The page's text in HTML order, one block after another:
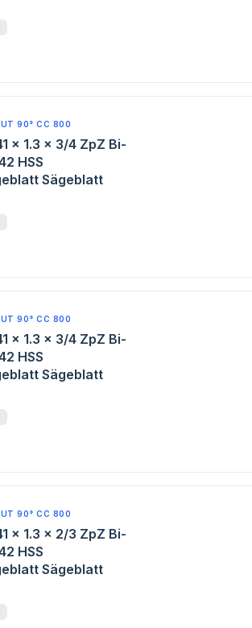
90° CC 800
x 1.3 x 3/4 ZpZ Bi-
HSS
Sägeblatt
90° CC 800
x 1.3 x 3/4 ZpZ Bi-
HSS
Sägeblatt
90° CC 800
x 1.3 x 2/3 ZpZ Bi-
HSS
Sägeblatt